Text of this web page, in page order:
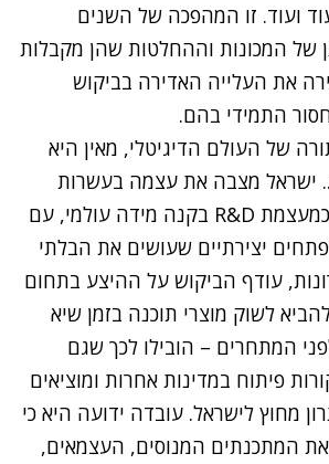
ועוד. זו המהפכה של השנים
של המכונות וההחלטות שהן מקבלות
את העלייה האדירה בביקוש
התמידי בהם.
של העולם הדיגיטלי, מאין היא
ישראל מצבה את עצמה בעשרות
השנים האחרונות כמעצמת R&D בקנה מידה עולמי, עם
יצירתיים שעושים את הבלתי
עודף הביקוש על ההיצע בתחום
לשוק מוצרי תוכנה בזמן שיא
המתחרים – הובילו לכך שגם
פיתוח במדינות אחרות ומוציאים
מחוץ לישראל. עובדה ידועה היא כי
המתכנתים המנוסים, העצמאים,